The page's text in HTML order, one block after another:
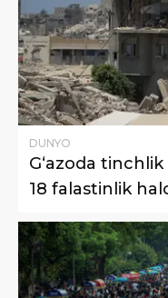
DUNYO
G‘azoda
18 falastinlik